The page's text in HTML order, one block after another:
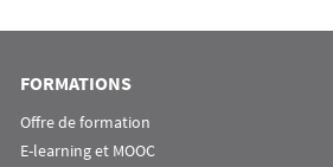
FORMATIONS
Offre de formation
E-learning et MOOC